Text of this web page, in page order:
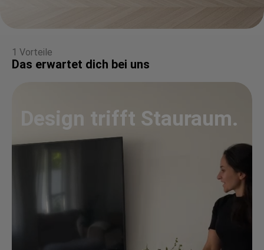
1 Vorteile
Das erwartet dich bei uns
Design trifft Stauraum.